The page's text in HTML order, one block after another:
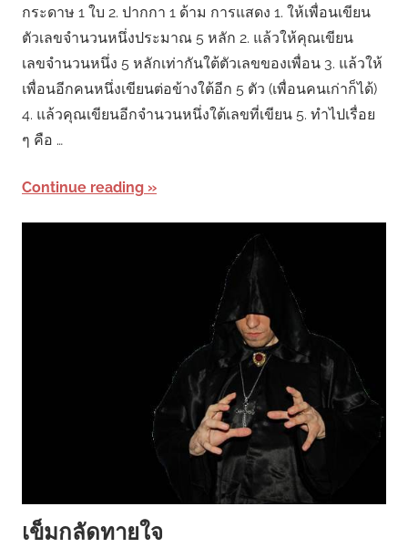
กระดาษ 1 ใบ 2. ปากกา 1 ด้าม การแสดง 1. ให้เพื่อนเขียน
ตัวเลขจำนวนหนึ่งประมาณ 5 หลัก 2. แล้วให้คุณเขียน
เลขจำนวนหนึ่ง 5 หลักเท่ากันใต้ตัวเลขของเพื่อน 3. แล้วให้
เพื่อนอีกคนหนึ่งเขียนต่อข้างใต้อีก 5 ตัว (เพื่อนคนเก่าก็ได้)
4. แล้วคุณเขียนอีกจำนวนหนึ่งใต้เลขที่เขียน 5. ทำไปเรื่อย
ๆ คือ …
Continue reading
เข็มกลัดทายใจ